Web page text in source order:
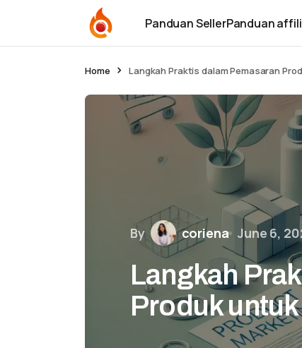
Panduan SellerPanduan
Home Langkah Praktis dalam Pemasaran
By coriena June 6,
Langkah
Produk